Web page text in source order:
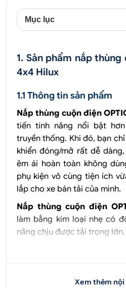
Mục lục
1. Sản phẩm nắp thùng
4x4 Hilux
1.1 Thông tin sản phẩm
Nắp thùng cuộn điện
tiến tính năng nổi bật
truyền thống. Khi đó, bạn
khiển đóng/mở rất dễ
êm ái hoàn toàn không
phụ kiện vô cùng tiện ích
lắp cho xe bán tải của mình.
Nắp thùng cuộn điện
làm bằng kim loại nhẹ có
năng chịu được tải trọng lớn.
Nắp thùng trượt êm, nhẹ
Xem thêm nội